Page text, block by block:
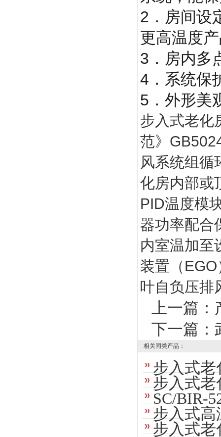
2．房间设
更高温度
3．房内多
4．系统保
5．外形美
步入式老化
范》
风系统组循
化房内部或
PID温度模
器功率配合
内室温加至
装置（
叶自负压排
上一篇：
下一篇：
相关同类产品：
步入式老
步入式老
SC/BIR-
步入式高
步入式老